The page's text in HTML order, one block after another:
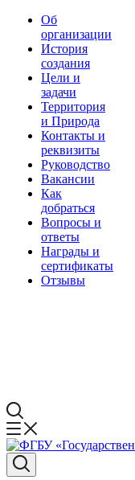
Об
организации
История
создания
Цели и
задачи
Территория
и Природа
Контакты и
реквизиты
Руководство
Вакансии
Как
добраться
Вопросы и
ответы
Награды и
сертификаты
Отзывы